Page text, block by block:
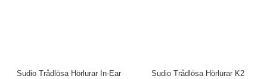
Sudio Trådlösa Hörlurar In-Ear
Sudio Trådlösa Hörlurar K2